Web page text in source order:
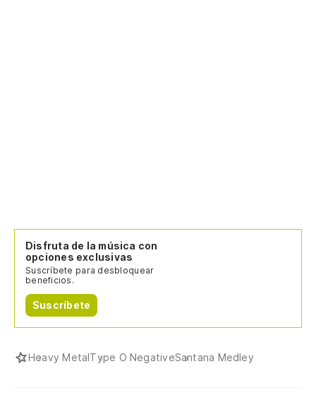
Disfruta de la música con
opciones exclusivas
Suscríbete para desbloquear
beneficios.
Suscríbete
Heavy MetalType O NegativeSantana Medley